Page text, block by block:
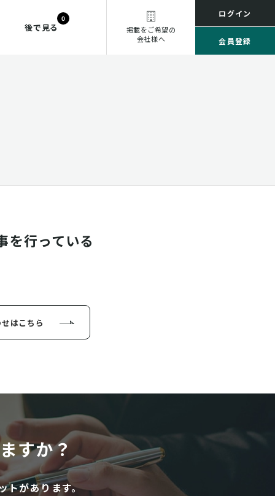
後で見る
0
掲載をご希望の
会社様へ
ログイン
会員登録
を行っている
はこちら
すか？
トがあります。